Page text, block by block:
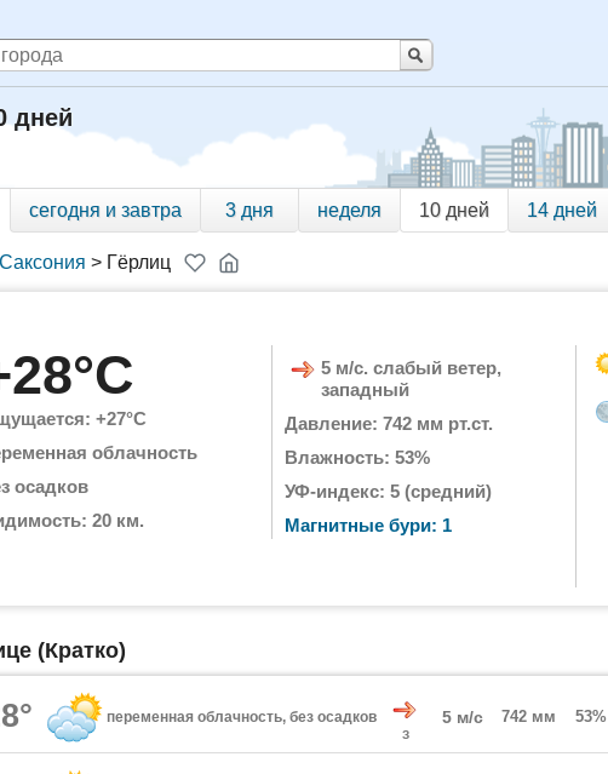
дней
сегодня и завтра 3 дня неделя 10 дней 14 дней
Саксония > Гёрлиц
+27°C
облачность
осадков
20 км.
5 м/с. слабый ветер,
западный
Давление: 742 мм рт.ст.
Влажность: 53%
УФ-индекс: 5 (средний)
Магнитные бури: 1
(Кратко)
переменная облачность, без осадков
З
5 м/с 742 мм 53%